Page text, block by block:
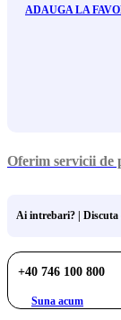
ADAUGA LA
Oferim servicii de
Ai intrebari? | Discuta
+40 746 100 800
Suna acum